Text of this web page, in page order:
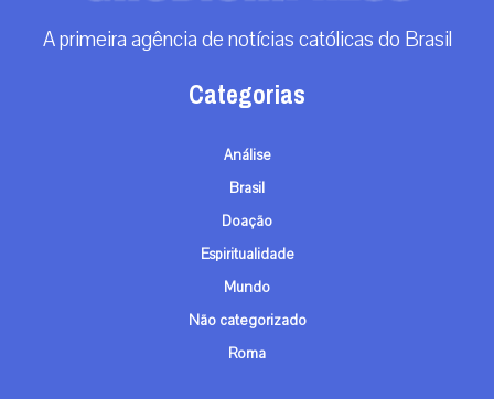
A primeira agência de notícias católicas do Brasil
Categorias
Análise
Brasil
Doação
Espiritualidade
Mundo
Não categorizado
Roma